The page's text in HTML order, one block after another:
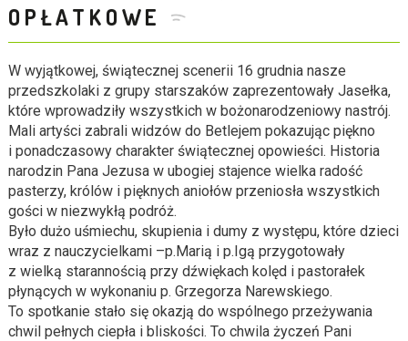
OPŁATKOWE
W wyjątkowej, świątecznej scenerii 16 grudnia nasze
przedszkolaki z grupy starszaków zaprezentowały Jasełka,
które wprowadziły wszystkich w bożonarodzeniowy nastrój.
Mali artyści zabrali widzów do Betlejem pokazując piękno
i ponadczasowy charakter świątecznej opowieści. Historia
narodzin Pana Jezusa w ubogiej stajence wielka radość
pasterzy, królów i pięknych aniołów przeniosła wszystkich
gości w niezwykłą podróż.
Było dużo uśmiechu, skupienia i dumy z występu, które dzieci
wraz z nauczycielkami –p.Marią i p.Igą przygotowały
z wielką starannością przy dźwiękach kolęd i pastorałek
płynących w wykonaniu p. Grzegorza Narewskiego.
To spotkanie stało się okazją do wspólnego przeżywania
chwil pełnych ciepła i bliskości. To chwila życzeń Pani